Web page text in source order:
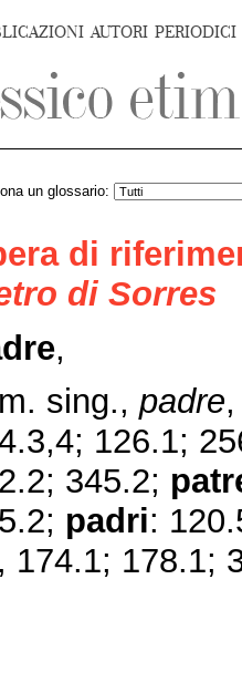
AUTORI PERIODICI
un glossario:
di
di Sorres
,
sing., padre,
126.1;
345.2;
padri:
174.1; 178.1;